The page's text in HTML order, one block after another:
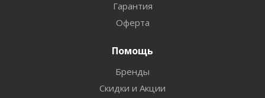
Гарантия
Оферта
Помощь
Бренды
Скидки и Акции